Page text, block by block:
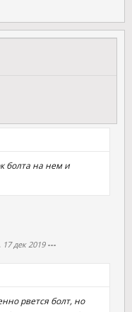
болта на нем и
17 дек 2019---
рвется болт, но